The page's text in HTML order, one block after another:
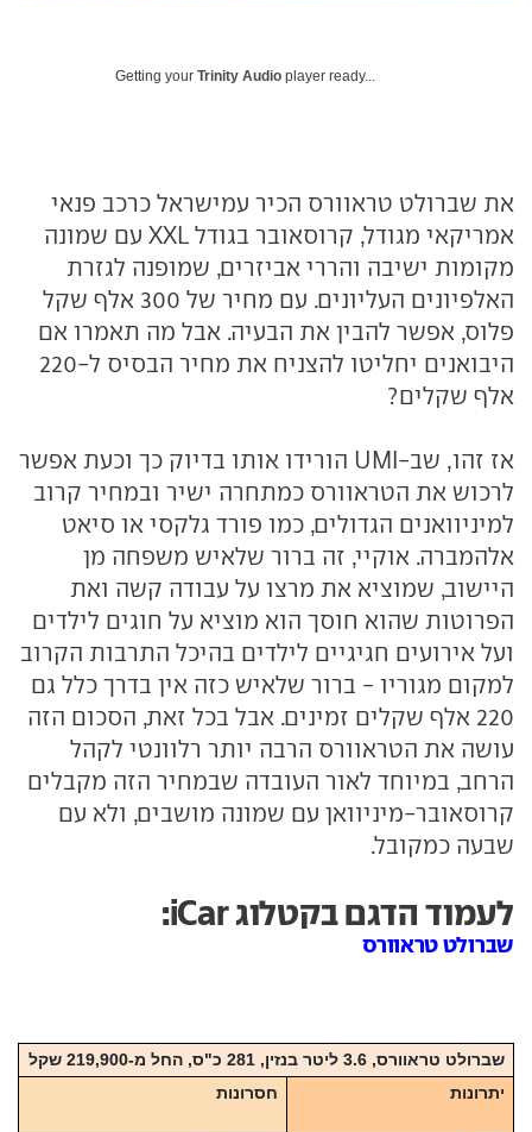
Getting your Trinity Audio player ready...
את שברולט טראוורס הכיר עמישראל כרכב פנאי
אמריקאי מגודל, קרוסאובר בגודל XXL עם שמונה
מקומות ישיבה והררי אביזרים, שמופנה לגזרת
האלפיונים העליונים. עם מחיר של 300 אלף שקל
פלוס, אפשר להבין את הבעיה. אבל מה תאמרו אם
היבואנים יחליטו להצניח את מחיר הבסיס ל-220
אלף שקלים?
אז זהו, שב-UMI הורידו אותו בדיוק כך וכעת אפשר
לרכוש את הטראוורס כמתחרה ישיר ובמחיר קרוב
למיניוואנים הגדולים, כמו פורד גלקסי או סיאט
אלהמברה. אוקיי, זה ברור שלאיש משפחה מן
היישוב, שמוציא את מרצו על עבודה קשה ואת
הפרוטות שהוא חוסך הוא מוציא על חוגים לילדים
ועל אירועים חגיגיים לילדים בהיכל התרבות הקרוב
למקום מגוריו - ברור שלאיש כזה אין בדרך כלל גם
220 אלף שקלים זמינים. אבל בכל זאת, הסכום הזה
עושה את הטראוורס הרבה יותר רלוונטי לקהל
הרחב, במיוחד לאור העובדה שבמחיר הזה מקבלים
קרוסאובר-מיניוואן עם שמונה מושבים, ולא עם
שבעה כמקובל.
לעמוד הדגם בקטלוג iCar:
שברולט טראוורס
שברולט טראוורס, 3.6 ליטר בנזין, 281 כ"ס, החל מ-219,900 שקל
יתרונות
חסרונות